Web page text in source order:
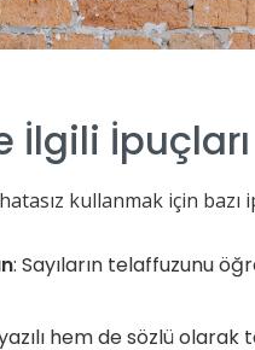
İlgili İpuçları
kullanmak için bazı
: Sayıların telaffuzunu
yazılı hem de sözlü